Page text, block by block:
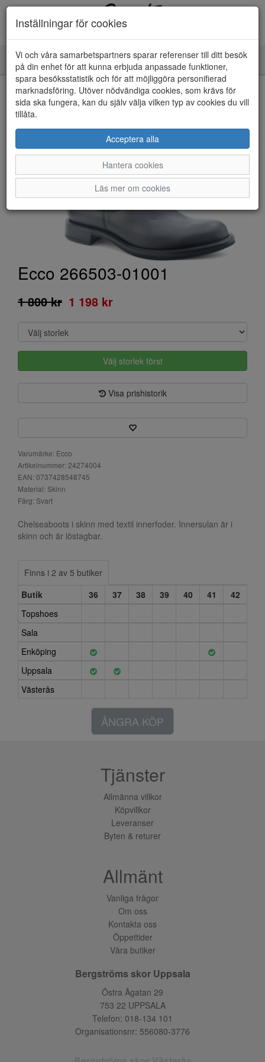
Toggle
navigation
HEM
Ecco 266503-01001
1 800 kr 1 198 kr
Välj storlek först
Visa prishistorik
Varumärke: Ecco
Artikelnummer: 24274004
EAN: 0737428548745
Material: Skinn
Färg: Svart
Chelseaboots i skinn med textil innerfoder. Innersulan är i
skinn och är löstagbar.
Finns i 2 av 5 butiker
Butik
36 37 38 39 40 41
42
Topshoes
Sala
Enköping
Uppsala
Västerås
ÅNGRA KÖP
Inställningar för cookies
Vi och våra samarbetspartners sparar referenser till ditt besök
på din enhet för att kunna erbjuda anpassade funktioner,
spara besöksstatistik och för att möjliggöra personifierad
marknadsföring. Utöver nödvändiga cookies, som krävs för
sida ska fungera, kan du själv välja vilken typ av cookies du vill
tillåta.
Acceptera alla
Hantera cookies
Läs mer om cookies
Tjänster
Allmänna villkor
Köpvillkor
Leveranser
Byten & returer
Allmänt
Vanliga frågor
Om oss
Kontakta oss
Öppettider
Våra butiker
Bergströms skor Uppsala
Östra Ågatan 29
753 22 UPPSALA
Telefon: 018-134 101
Organisationsnr: 556080-3776